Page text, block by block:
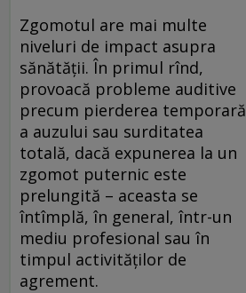
Zgomotul are mai multe
niveluri de impact asupra
sănătății. În primul rînd,
provoacă probleme auditive
precum pierderea temporară
a auzului sau surditatea
totală, dacă expunerea la un
zgomot puternic este
prelungită – aceasta se
întîmplă, în general, într-un
mediu profesional sau în
timpul activităților de
agrement.